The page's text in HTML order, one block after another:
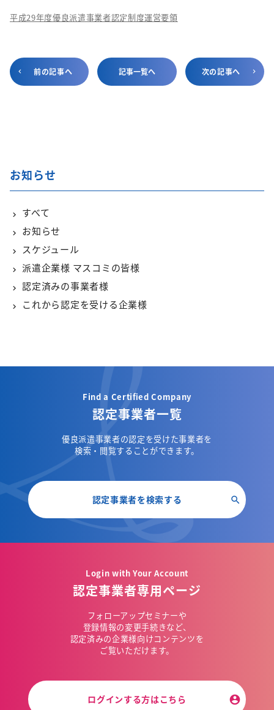
平成29年度優良派遣事業者認定制度運営要領
前の記事へ 記事一覧へ 次の記事へ
お知らせ
すべて
お知らせ
スケジュール
派遣企業様 マスコミの皆様
認定済みの事業者様
これから認定を受ける企業様
Find a Certified Company
認定事業者一覧
優良派遣事業者の認定を受けた事業者を
検索・閲覧することができます。
認定事業者を検索する
Login with Your Account
認定事業者専用ページ
フォローアップセミナーや
登録情報の変更手続きなど、
認定済みの企業様向けコンテンツを
ご覧いただけます。
ログインする方はこちら